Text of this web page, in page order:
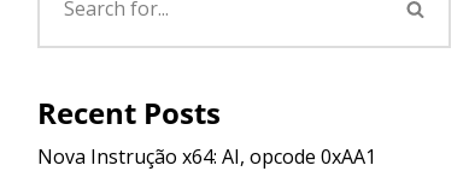
Recent Posts
Nova Instrução x64: AI, opcode 0xAA1